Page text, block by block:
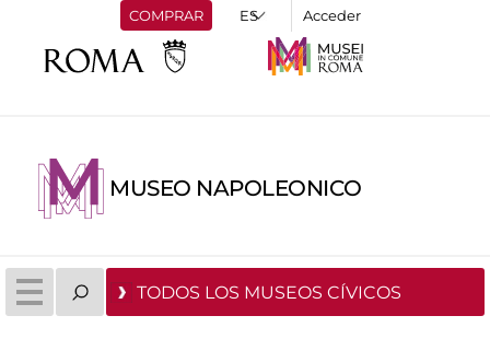
COMPRAR Acceder
MUSEO NAPOLEONICO
TODOS LOS MUSEOS CÍVICOS